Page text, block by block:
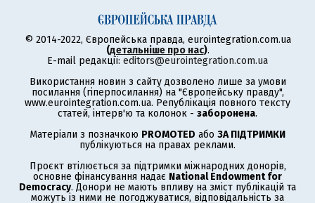
© 2014-2022, Європейська правда, eurointegration.com.ua
(детальніше про нас).
E-mail редакції: editors@eurointegration.com.ua
Використання новин з сайту дозволено лише за умови
посилання (гіперпосилання) на "Європейську правду",
www.eurointegration.com.ua. Републікація повного тексту
статей, інтерв'ю та колонок - заборонена.
Матеріали з позначкою PROMOTED або ЗА ПІДТРИМКИ
публікуються на правах реклами.
Проєкт втілюється за підтримки міжнародних донорів,
основне фінансування надає National Endowment for
Democracy. Донори не мають впливу на зміст публікацій та
можуть із ними не погоджуватися, відповідальність за